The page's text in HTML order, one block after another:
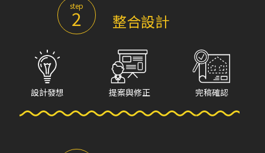
step
2 整合設計
設計發想 提案與修正 完稿確認